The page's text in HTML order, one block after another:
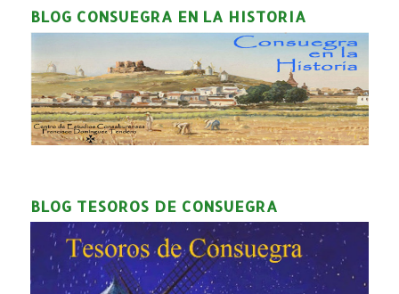
BLOG CONSUEGRA EN LA HISTORIA
BLOG TESOROS DE CONSUEGRA